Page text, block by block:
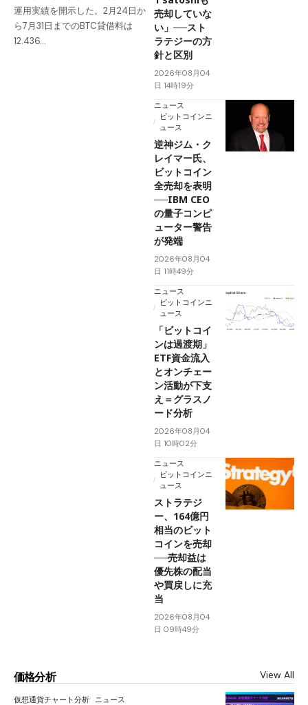
運用実績を開示した。2月24日か
ら7月31日までのBTC貸借料は
12.436…
売却していな
い」──スト
ラテジーの方
針と区別
2026年08月04
日 14時19分
ニュース
ビットコインニ
ュース
逆神ジム・ク
レイマー氏、
ビットコイン
全売却を表明
──IBM CEO
の量子コンピ
ューター警告
が発端
2026年08月04
日 11時49分
ニュース
ビットコインニ
ュース
「ビットコイ
ンは過渡期」
ETF資金流入
とオンチェー
ン活動が下支
え＝グラスノ
ード分析
2026年08月04
日 10時02分
ニュース
ビットコインニ
ュース
ストラテジ
ー、164億円
相当のビット
コインを売却
──売却益は
優先株の配当
や買戻しに充
当
2026年08月04
日 09時49分
価格分析 View All
仮想通貨チャート分析 ニュース